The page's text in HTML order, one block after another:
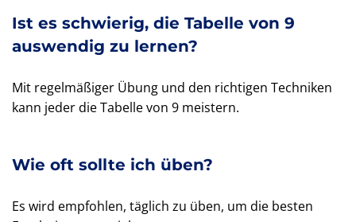
Ist es schwierig, die Tabelle von 9
auswendig zu lernen?
Mit regelmäßiger Übung und den richtigen Techniken
kann jeder die Tabelle von 9 meistern.
Wie oft sollte ich üben?
Es wird empfohlen, täglich zu üben, um die besten